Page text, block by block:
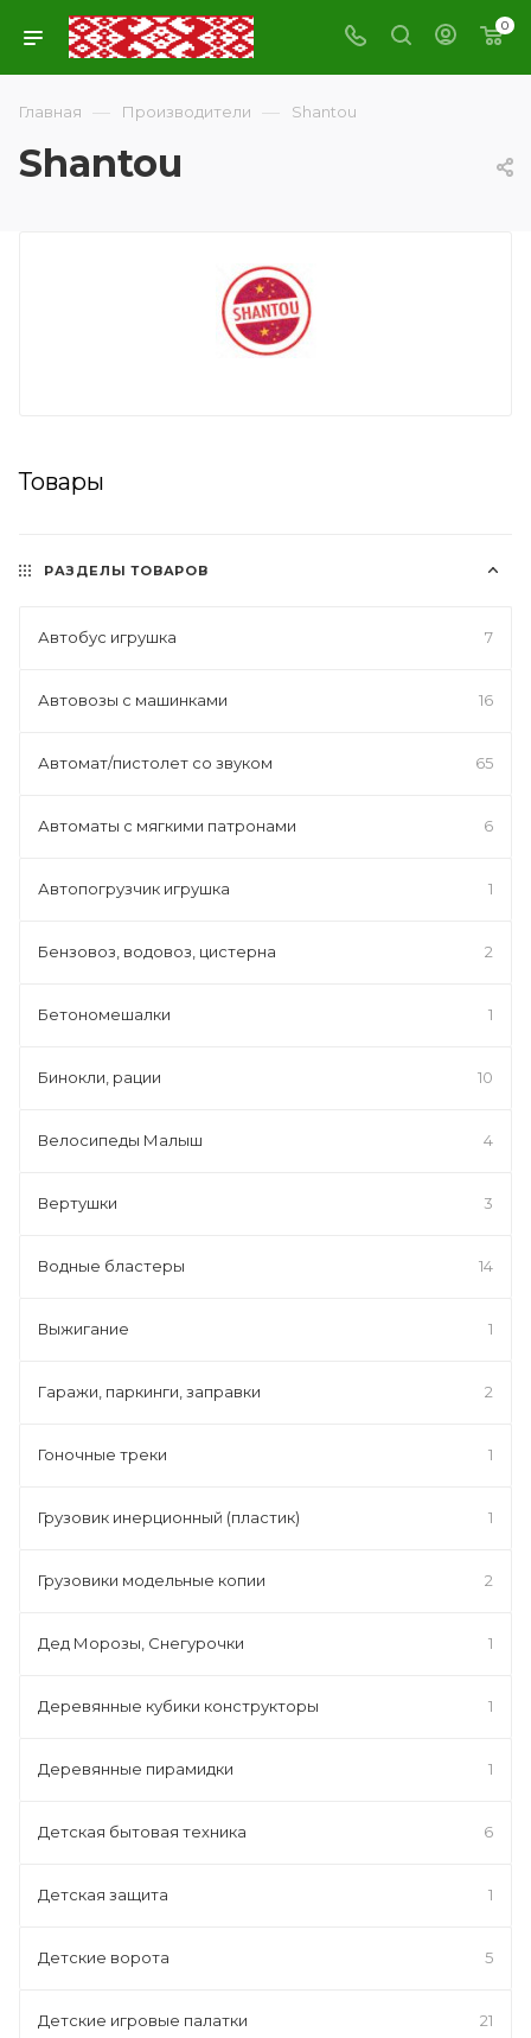
0
Главная — Производители — Shantou
Shantou
Товары
РАЗДЕЛЫ ТОВАРОВ
Автобус игрушка 7
Автовозы с машинками 16
Автомат/пистолет со звуком 65
Автоматы с мягкими патронами 6
Автопогрузчик игрушка 1
Бензовоз, водовоз, цистерна 2
Бетономешалки 1
Бинокли, рации 10
Велосипеды Малыш 4
Вертушки 3
Водные бластеры 14
Выжигание 1
Гаражи, паркинги, заправки 2
Гоночные треки 1
Грузовик инерционный (пластик) 1
Грузовики модельные копии 2
Дед Морозы, Снегурочки 1
Деревянные кубики конструкторы 1
Деревянные пирамидки 1
Детская бытовая техника 6
Детская защита 1
Детские ворота 5
Детские игровые палатки 21